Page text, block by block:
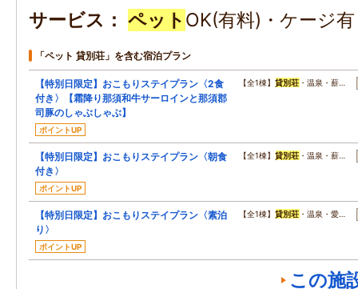
サービス ペット OK(有料)・ケージ
「ペット 貸別荘」を含む宿泊プラン
【特別日限定】おこもりステイプラン〈2食
付き〉【霜降り那須和牛サーロインと那須郡
司豚のしゃぶしゃぶ】
ポイントUP
【全1棟】貸別荘 ・温泉・薪…
【特別日限定】おこもりステイプラン〈朝食
付き〉
ポイントUP
【全1棟】貸別荘 ・温泉・薪…
【特別日限定】おこもりステイプラン〈素泊
り〉
ポイントUP
【全1棟】貸別荘 ・温泉・愛…
この施